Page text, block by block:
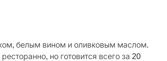
белым вином и оливковым маслом.
но готовится всего за 20